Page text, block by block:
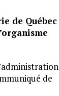
de Québec
de